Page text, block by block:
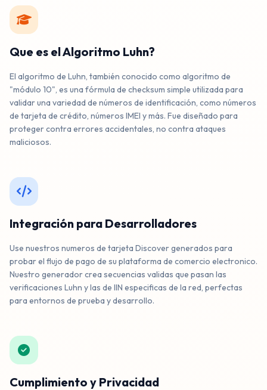
6448 9711 6621 4667
DISCOVER
6579 7096 2023 2763
DISCOVER
6011 5856 3843 5432
Que es el Algoritmo Luhn?
El algoritmo de Luhn, también conocido como algoritmo de
"módulo 10", es una fórmula de checksum simple utilizada para
validar una variedad de números de identificación, como números
de tarjeta de crédito, números IMEI y más. Fue diseñado para
proteger contra errores accidentales, no contra ataques
maliciosos.
Integración para Desarrolladores
Use nuestros numeros de tarjeta Discover generados para
probar el flujo de pago de su plataforma de comercio electronico.
Nuestro generador crea secuencias validas que pasan las
verificaciones Luhn y las de IIN especificas de la red, perfectas
para entornos de prueba y desarrollo.
Cumplimiento y Privacidad